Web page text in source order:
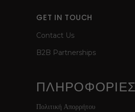
GET IN TOUCH
Contact Us
B2B Partnerships
ΠΛΗΡΟΦΟΡΙΕΣ
Πολιτική Απορρήτου